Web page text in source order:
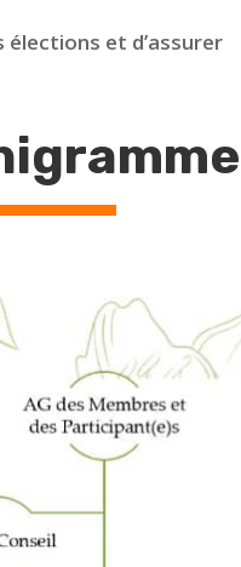
et d’assurer